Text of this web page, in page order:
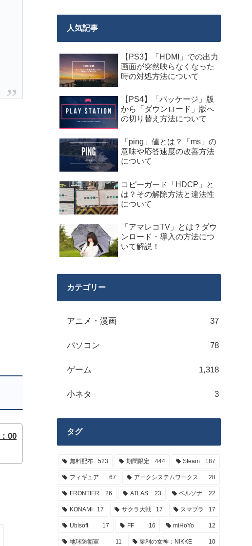
：00
の期間限定で開始
人気記事
【PS3】「HDMI」での出力
画面が突然映らなくなった
時の対処方法について
【PS4】「パッケージ」版
から「ダウンロード」版へ
の切り替え方法について
「ping」値とは？「ms」の
意味や応答速度の改善方法
について
コピーガード「HDCP」と
は？その解除方法と違法性
について
「アマレコTV」とは？ダウ
ンロード・導入の方法につ
いて解説！
カテゴリー
アニメ・漫画 37
パソコン 78
ゲーム 1,318
小ネタ 3
タグ
無料配布 523 期間限定 444 Steam 187
フィギュア 67 アークシステムワークス 28
FRONTIER 26 ATLAS 23 ペルソナ 22
KONAMI 17 サクラ大戦 17 スマブラ 17
Ubisoft 17 FF 16 miHoYo 12
地球防衛軍 11 勝利の女神：NIKKE 10